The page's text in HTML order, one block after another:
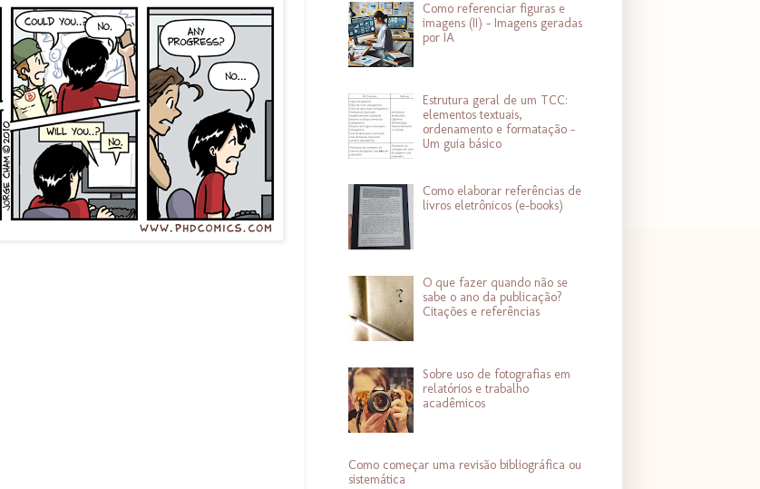
Como referenciar figuras e
imagens (II) - Imagens geradas
por IA
Estrutura geral de um TCC:
elementos textuais,
ordenamento e formatação -
Um guia básico
Como elaborar referências de
livros eletrônicos (e-books)
O que fazer quando não se
sabe o ano da publicação?
Citações e referências
Sobre uso de fotografias em
relatórios e trabalho
acadêmicos
Como começar uma revisão bibliográfica ou
sistemática